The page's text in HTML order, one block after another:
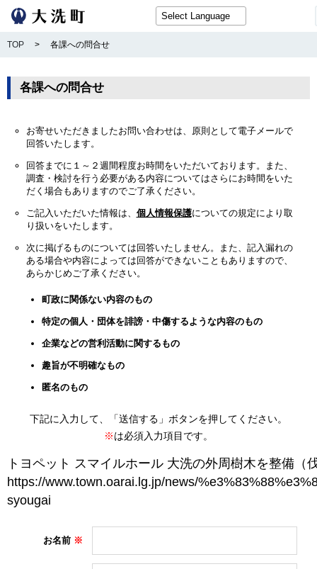
TOP > 各課への問合せ
各課への問合せ
お寄せいただきましたお問い合わせは、原則として電子メールで
回答いたします。
回答までに１～２週間程度お時間をいただいております。また、
調査・検討を行う必要がある内容についてはさらにお時間をいた
だく場合もありますのでご了承ください。
ご記入いただいた情報は、 個人情報保護についての規定により取
り扱いをいたします。
次に掲げるものについては回答いたしません。また、記入漏れの
ある場合や内容によっては回答ができないこともありますので、
あらかじめご了承ください。
町政に関係ない内容のもの
特定の個人・団体を誹謗・中傷するような内容のもの
企業などの営利活動に関するもの
趣旨が不明確なもの
匿名のもの
下記に入力して、「送信する」ボタンを押してください。
※は必須入力項目です。
お名前